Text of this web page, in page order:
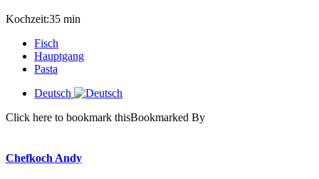
Kochzeit:35 min
Fisch
Hauptgang
Pasta
Deutsch
Click here to bookmark thisBookmarked By
Chefkoch Andy